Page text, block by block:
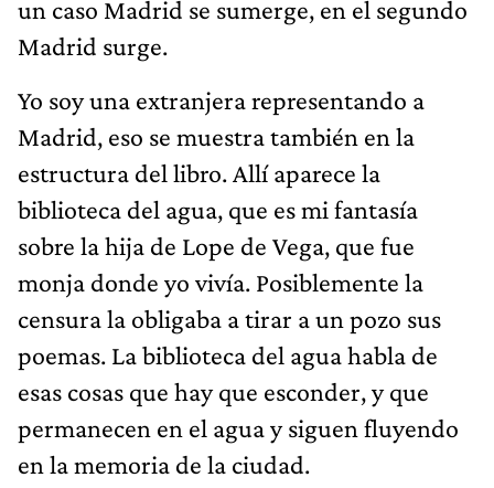
un caso Madrid se sumerge, en el segundo
Madrid surge.
Yo soy una extranjera representando a
Madrid, eso se muestra también en la
estructura del libro. Allí aparece la
biblioteca del agua, que es mi fantasía
sobre la hija de Lope de Vega, que fue
monja donde yo vivía. Posiblemente la
censura la obligaba a tirar a un pozo sus
poemas. La biblioteca del agua habla de
esas cosas que hay que esconder, y que
permanecen en el agua y siguen fluyendo
en la memoria de la ciudad.